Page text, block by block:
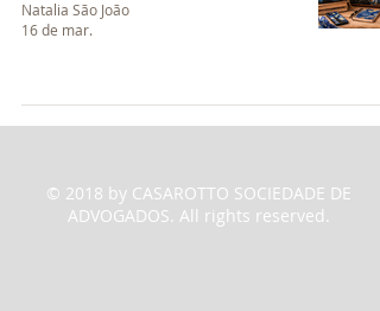
Natalia São João
16 de mar.
© 2018 by CASAROTTO SOCIEDADE DE
ADVOGADOS. All rights reserved.